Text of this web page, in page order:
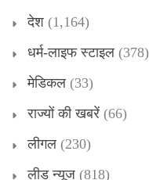
देश (1,164)
धर्म-लाइफ स्टाइल (378)
मेडिकल (33)
राज्यों की खबरें (66)
लीगल (230)
लीड न्यूज (818)